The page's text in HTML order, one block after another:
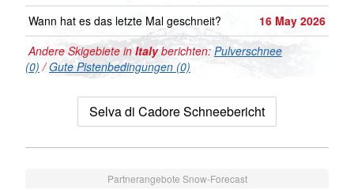
Wann hat es das letzte Mal geschneit?
16 May 2026
Andere Skigebiete inItalyberichten: Pulverschnee
(0) /Gute Pistenbedingungen (0)
Selva di Cadore Schneebericht
Partnerangebote Snow-Forecast